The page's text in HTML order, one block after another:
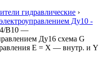
гидравлические ›
Ду10 -
B10 —
Ду16 схема G
E = X — внутр. и Y